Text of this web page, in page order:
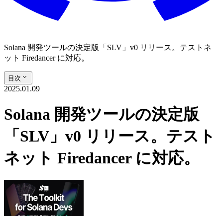
Solana 開発ツールの決定版「SLV」v0 リリース。テストネ
ット Firedancer に対応。
目次
2025.01.09
Solana 開発ツールの決定版
「SLV」v0 リリース。テスト
ネット Firedancer に対応。